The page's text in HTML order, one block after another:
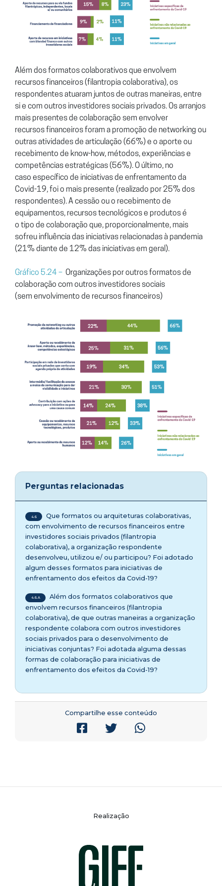
Além dos formatos colaborativos que envolvem
recursos financeiros(filantropia colaborativa), os
respondentes atuaram juntos de outras maneiras, entre
si e com outros investidores sociais privados. Osarranjos
mais presentes de colaboração sem envolver
recursosfinanceiros foram a promoção de networking ou
outras atividades de articulação (66%) e o aporte ou
recebimento de know-how, métodos,experiências e
competências estratégicas (56%). O último, no
caso específico de iniciativas de enfrentamento da
Covid-19, foi o mais presente (realizado por 25% dos
respondentes). A cessão ou o recebimento de
equipamentos, recursos tecnológicos e produtos é
o tipo de colaboração que, proporcionalmente, mais
sofreu influênciadas iniciativas relacionadas à pandemia
(21% diante de 12% das iniciativas em geral).
Gráfico 5.24 – Organizações por outros formatos de
colaboração com outros investidores sociais
(sem envolvimento de recursos financeiros)
Perguntas relacionadas
4.6
Que formatos ou arquiteturas colaborativas,
com envolvimento de recursos financeiros entre
investidores sociais privados (filantropia
colaborativa), a organização respondente
desenvolveu, utilizou e/ ou participou? Foi adotado
algum desses formatos para iniciativas de
enfrentamento dos efeitos da Covid-19?
4.6.A
Além dos formatos colaborativos que
envolvem recursos financeiros (filantropia
colaborativa), de que outras maneiras a organização
respondente colabora com outros investidores
sociais privados para o desenvolvimento de
iniciativas conjuntas? Foi adotada alguma dessas
formas de colaboração para iniciativas de
enfrentamento dos efeitos da Covid-19?
Compartilhe esse conteúdo
Realização